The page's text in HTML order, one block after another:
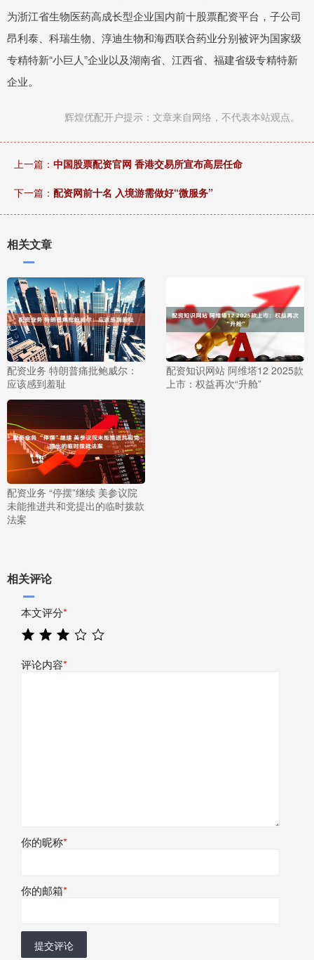
为浙江省生物医药高成长型企业国内前十股票配资平台，子公司
昂利泰、科瑞生物、淳迪生物和海西联合药业分别被评为国家级
专精特新“小巨人”企业以及湖南省、江西省、福建省级专精特新
企业。
辉煌优配开户提示：文章来自网络，不代表本站观点。
上一篇： 中国股票配资官网 香港交易所宣布高层任命
下一篇： 配资网前十名 入境游需做好“微服务”
相关文章
配资业务 特朗普痛批鲍威尔：
应该感到羞耻
配资知识网站 阿维塔12 2025款
上市：权益再次“升舱”
配资业务 “停摆”继续 美参议院
未能推进共和党提出的临时拨款
法案
相关评论
本文评分*
评论内容*
你的昵称*
你的邮箱*
提交评论